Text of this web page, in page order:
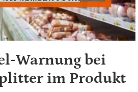
Warnung bei
im Produkt